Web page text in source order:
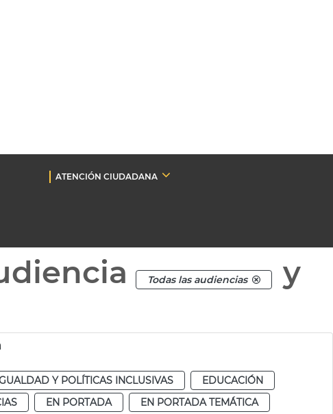
ATENCIÓN CIUDADANA
Todas las audiencias
y
Y POLÍTICAS INCLUSIVAS
EDUCACIÓN
EN PORTADA
EN PORTADA TEMÁTICA